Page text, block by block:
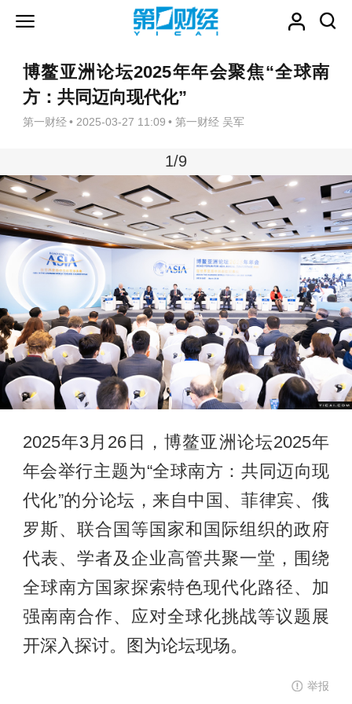
博鳌亚洲论坛2025年年会聚焦“全球南
方：共同迈向现代化”
第一财经 • 2025-03-27 11:09 • 第一财经 吴军
1/9
2025年3月26日，博鳌亚洲论坛2025年
年会举行主题为“全球南方：共同迈向现
代化”的分论坛，来自中国、菲律宾、俄
罗斯、联合国等国家和国际组织的政府
代表、学者及企业高管共聚一堂，围绕
全球南方国家探索特色现代化路径、加
强南南合作、应对全球化挑战等议题展
开深入探讨。图为论坛现场。
举报